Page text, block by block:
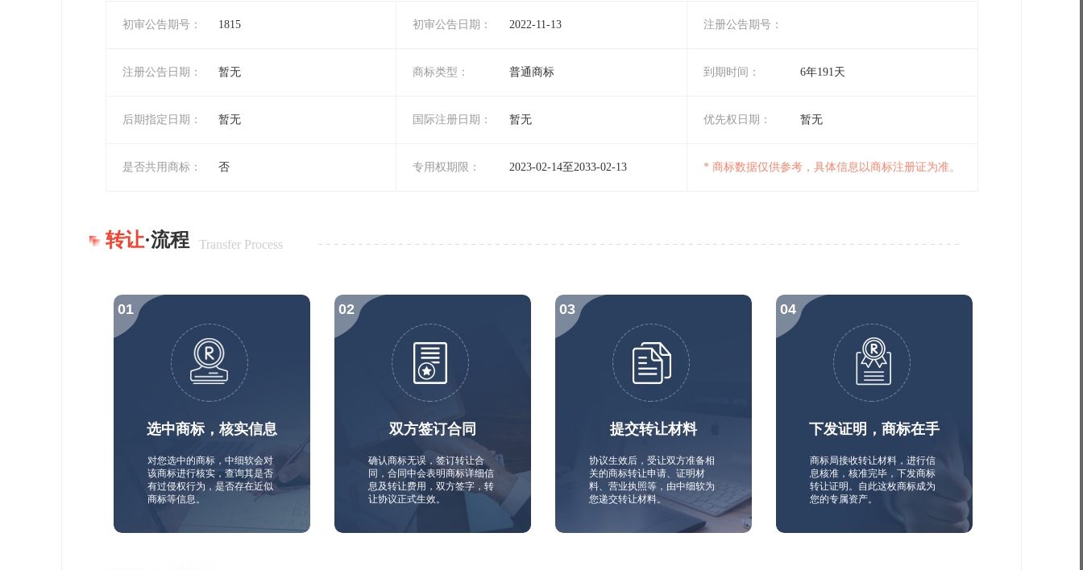
初审公告期号： 1815 初审公告日期： 2022-11-13 注册公告期号：
注册公告日期： 暂无 商标类型： 普通商标 到期时间： 6年191天
后期指定日期： 暂无 国际注册日期： 暂无 优先权日期： 暂无
是否共用商标： 否 专用权期限： 2023-02-14至2033-02-13 * 商标数据仅供参考，具体信息以商标注册证为准。
转让·流程 Transfer Process
选中商标，核实信息
对您选中的商标，中细软会对
该商标进行核实，查询其是否
有过侵权行为，是否存在近似
商标等信息。
双方签订合同
确认商标无误，签订转让合
同，合同中会表明商标详细信
息及转让费用，双方签字，转
让协议正式生效。
提交转让材料
协议生效后，受让双方准备相
关的商标转让申请、证明材
料、营业执照等，由中细软为
您递交转让材料。
下发证明，商标在手
商标局接收转让材料，进行信
息核准，核准完毕，下发商标
转让证明。自此这枚商标成为
您的专属资产。